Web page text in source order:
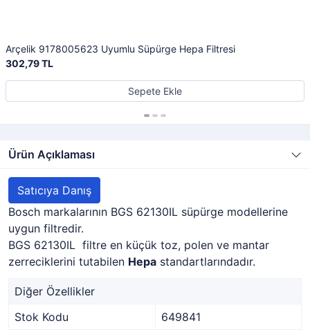
Arçelik 9178005623 Uyumlu Süpürge Hepa Filtresi
302,79 TL
Sepete Ekle
Ürün Açıklaması
Satıcıya Danış
Bosch markalarının BGS 62130IL süpürge modellerine
uygun filtredir.
BGS 62130IL filtre en küçük toz, polen ve mantar
zerreciklerini tutabilen Hepa standartlarındadır.
Diğer Özellikler
Stok Kodu
649841